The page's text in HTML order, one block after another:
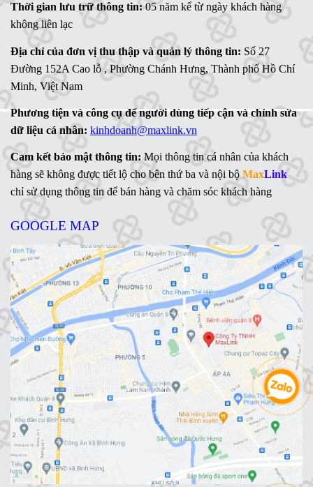
Thời gian lưu trữ thông tin:05 năm kể từ ngày khách hàng
không liên lạc
Địa chỉ của đơn vị thu thập và quản lý thông tin: Số 27
Đường 152A Cao lỗ , Phường Chánh Hưng, Thành phố Hồ Chí
Minh, Việt Nam
Phương tiện và công cụ để người dùng tiếp cận và chỉnh sửa
dữ liệu cá nhân: kinhdoanh@maxlink.vn
Cam kết bảo mật thông tin: Mọi thông tin cá nhân của khách
hàng sẽ không được tiết lộ cho bên thứ ba và nội bộMaxLink
chỉ sử dụng thông tin để bán hàng và chăm sóc khách hàng
GOOGLE MAP